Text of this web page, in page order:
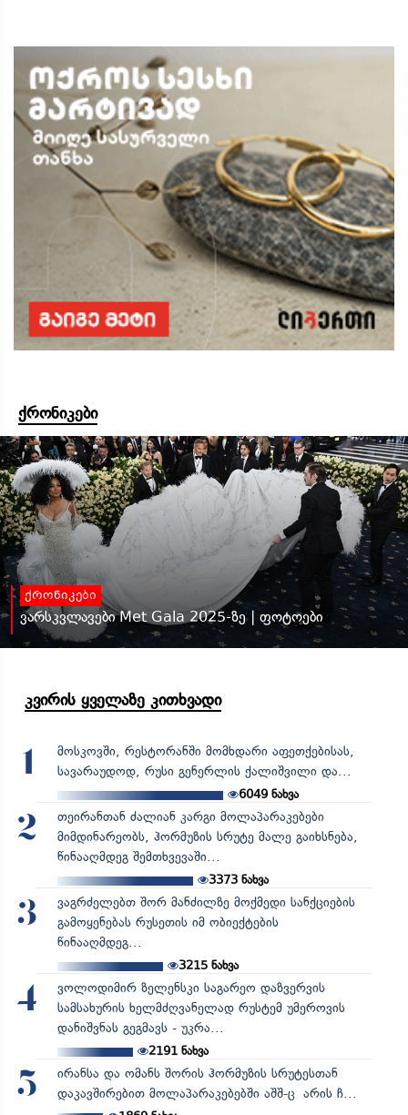
ქრონიკები
ქრონიკები
ვარსკვლავები Met Gala 2025-ზე | ფოტოები
კვირის ყველაზე კითხვადი
1
მოსკოვში, რესტორანში მომხდარი აფეთქებისას,
სავარაუდოდ, რუსი გენერლის ქალიშვილი და...
6049 ნახვა
2
თეირანთან ძალიან კარგი მოლაპარაკებები
მიმდინარეობს, ჰორმუზის სრუტე მალე გაიხსნება,
წინააღმდეგ შემთხვევაში...
3373ნახვა
3
ვაგრძელებთ შორ მანძილზე მოქმედი სანქციების
გამოყენებას რუსეთის იმ ობიექტების
წინააღმდეგ...
3215ნახვა
4
ვოლოდიმირ ზელენსკი საგარეო დაზვერვის
სამსახურის ხელმძღვანელად რუსტემ უმეროვის
დანიშვნას გეგმავს - უკრა...
2191ნახვა
5
ირანსა და ომანს შორის ჰორმუზის სრუტესთან
დაკავშირებით მოლაპარაკებებში აშშ-ც არის ჩ...